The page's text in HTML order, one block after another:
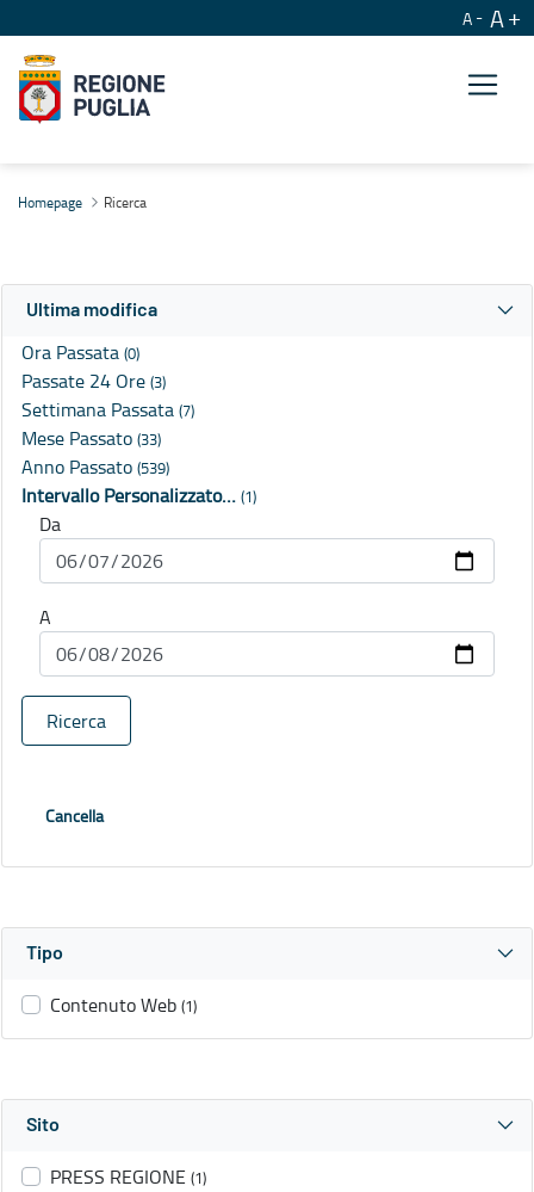
A A
Homepage Ricerca
Ultima modifica
Ora Passata (0)
Passate 24 Ore (3)
Settimana Passata (7)
Mese Passato (33)
Anno Passato (539)
Intervallo Personalizzato… (1)
Da
A
Ricerca
Cancella
Tipo
Contenuto Web (1)
Sito
PRESS REGIONE (1)